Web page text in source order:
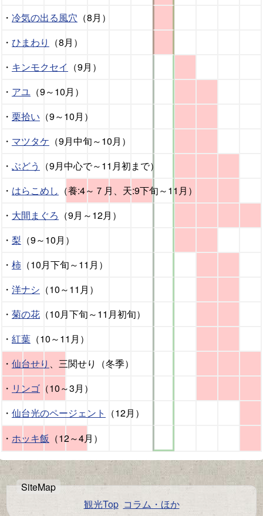
・ 冷気の出る風穴 （8月）
・ ひまわり
（8月）
・ キンモクセイ （9月）
・ アユ （9～10月）
・ 栗拾い （9～10月）
・ マツタケ （9月中旬～10月）
・ ぶどう
（9月中心で～11月初まで）
・ はらこめし （養:4～７月、天:9下旬～11月）
・ 大間まぐろ （9月～12月）
・ 梨 （9～10月）
・ 柿 （10月下旬～11月）
・ 洋ナシ （10～11月）
・ 菊の花 （10月下旬～11月初旬）
・ 紅葉 （10～11月）
・ 仙台せり 、三関せり（冬季）
・ リンゴ （10～3月）
・ 仙台光のページェント
（12月）
・ ホッキ飯 （12～4月）
観光Top コラム・ほか